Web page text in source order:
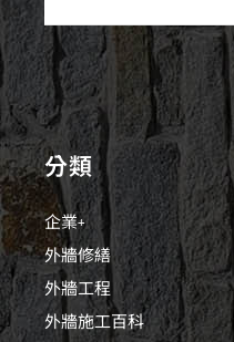
分類
企業+
外牆修繕
外牆工程
外牆施工百科